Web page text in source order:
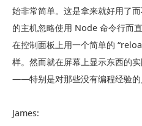
始非常简单。这是拿来就好用了
的主机忽略使用 Node 命令行而
在控制面板上用一个简单的
样。然而就在屏幕上显示东西的
——特别是对那些没有编程经验的
James: